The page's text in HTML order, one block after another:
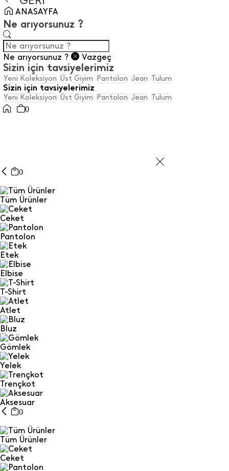
ANASAYFA
Ne arıyorsunuz ?
Ne arıyorsunuz ? Vazgeç
Sizin için tavsiyelerimiz
Yeni Koleksiyon Üst Giyim Pantolon Jean Tulum
Sizin için tavsiyelerimiz
Yeni Koleksiyon Üst Giyim Pantolon Jean Tulum
0
0
Tüm Ürünler
Ceket
Pantolon
Etek
Elbise
T-Shirt
Atlet
Bluz
Gömlek
Yelek
Trençkot
Aksesuar
0
Tüm Ürünler
Ceket